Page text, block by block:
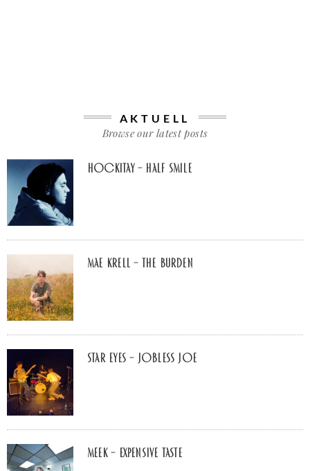
AKTUELL
Browse our latest posts
Hockitay – half smile
Mae Krell – the burden
Star Eyes – Jobless Joe
MEEK – Expensive Taste